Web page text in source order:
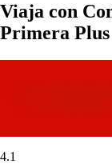
Viaja con
Primera Plus
4.1